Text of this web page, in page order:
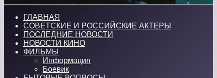
ГЛАВНАЯ
СОВЕТСКИЕ И РОССИЙСКИЕ АКТЕРЫ
ПОСЛЕДНИЕ НОВОСТИ
НОВОСТИ КИНО
ФИЛЬМЫ
Информация
Боевик